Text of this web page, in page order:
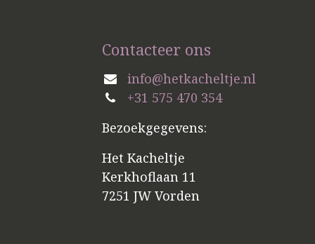
Contacteer ons
info@hetkacheltje.nl
+31 575 470 354
Bezoekgegevens:
Het Kacheltje
Kerkhoflaan 11
7251 JW Vorden